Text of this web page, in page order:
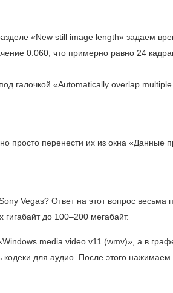
«New still image length» задаем
0.060, что примерно равно 24
галочкой «Automatically overlap multiple
просто перенести их из окна «Данные
Vegas? Ответ на этот вопрос весьма
гигабайт до 100–200 мегабайт.
media video v11 (wmv)», а в
для аудио. После этого нажимаем